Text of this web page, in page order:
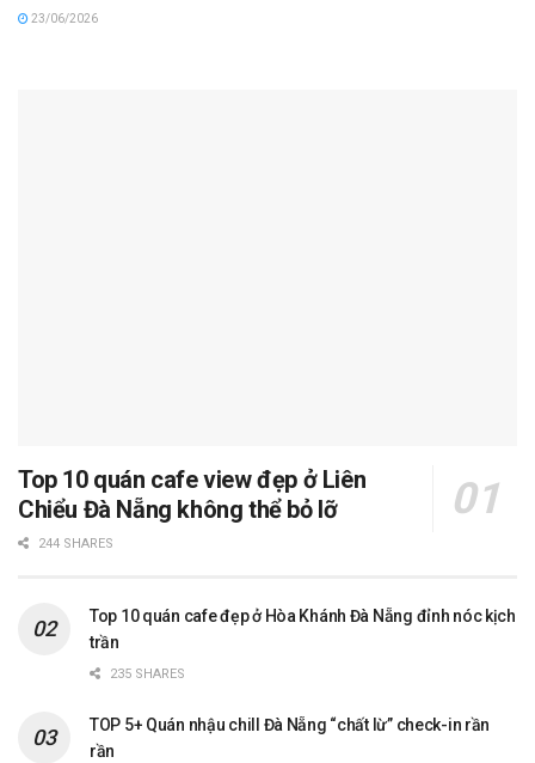
23/06/2026
Top 10 quán cafe view đẹp ở Liên
Chiểu Đà Nẵng không thể bỏ lỡ
244 SHARES
Top 10 quán cafe đẹp ở Hòa Khánh Đà Nẵng đỉnh nóc kịch
trần
235 SHARES
TOP 5+ Quán nhậu chill Đà Nẵng “chất lừ” check-in rần
rần